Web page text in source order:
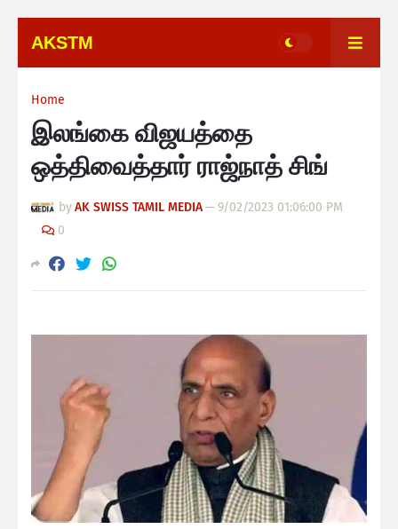
AKSTM
Home
இலங்கை விஜயத்தை
ஒத்திவைத்தார் ராஜ்நாத் சிங்
byAK SWISS TAMIL MEDIA—9/02/2023 01:06:00 PM
0